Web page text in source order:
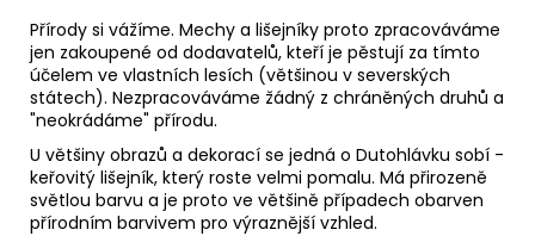
Přírody si vážíme. Mechy a lišejníky proto zpracováváme
jen zakoupené od dodavatelů, kteří je pěstují za tímto
účelem ve vlastních lesích (většinou v severských
státech). Nezpracováváme žádný z chráněných druhů a
"neokrádáme" přírodu.
U většiny obrazů a dekorací se jedná o Dutohlávku sobí -
keřovitý lišejník, který roste velmi pomalu. Má přirozeně
světlou barvu a je proto ve většině případech obarven
přírodním barvivem pro výraznější vzhled.